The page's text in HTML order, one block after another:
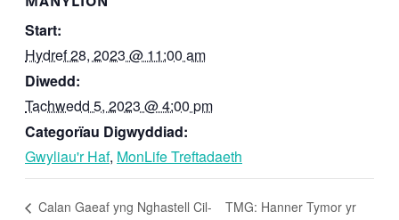
Start:
Hydref 28, 2023 @ 11:00 am
Diwedd:
Tachwedd 5, 2023 @ 4:00 pm
Categorïau Digwyddiad:
Gwyliau'r Haf, MonLife Treftadaeth
Calan Gaeaf yng Nghastell Cil-
TMG: Hanner Tymor yr